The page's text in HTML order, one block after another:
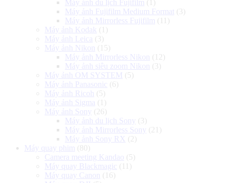
Máy ảnh du lịch Fujifilm (1)
Máy ảnh Fujifilm Medium Format (3)
Máy ảnh Mirrorless Fujifilm (11)
Máy ảnh Kodak (1)
Máy ảnh Leica (3)
Máy ảnh Nikon
(15)
Máy ảnh Mirrorless Nikon
(12)
Máy ảnh siêu zoom Nikon
(3)
Máy ảnh OM SYSTEM (5)
Máy ảnh Panasonic (6)
Máy ảnh Ricoh
(5)
Máy ảnh Sigma (1)
Máy ảnh Sony (26)
Máy ảnh du lịch Sony (3)
Máy ảnh Mirrorless Sony (21)
Máy ảnh Sony RX (2)
Máy quay phim (80)
Camera meeting Kandao (5)
Máy quay Blackmagic (11)
Máy quay Canon
(16)